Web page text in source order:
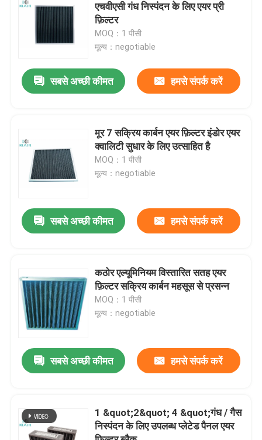
उत्पादों
हमारे बारे में
कारखाना भ्रमण
संपर्क करें
एक उद्धरण का अनुरोध करें
बैग एयर फ़िल्टर
HEPA हवा फिल्टर
एचवीएसी गंध निस्पंदन के लिए एयर प्री
फ़िल्टर
MOQ：1 पीसी
मूल्य：negotiable
सबसे अच्छी कीमत हमसे संपर्क करें
मूर 7 सक्रिय कार्बन एयर फ़िल्टर इंडोर एयर
क्वालिटी सुधार के लिए उत्साहित है
MOQ：1 पीसी
मूल्य：negotiable
सबसे अच्छी कीमत हमसे संपर्क करें
कठोर एल्यूमिनियम विस्तारित सतह एयर
फ़िल्टर सक्रिय कार्बन महसूस से प्रसन्न
MOQ：1 पीसी
मूल्य：negotiable
सबसे अच्छी कीमत हमसे संपर्क करें
1 &quot;2&quot; 4 &quot;गंध / गैस
निस्पंदन के लिए उपलब्ध प्लेटेड पैनल एयर